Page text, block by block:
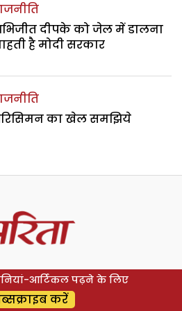
दीपके को जेल में डालना
है मोदी सरकार
का खेल समझिये
आर्टिकल पढ़ने के लिए
करें